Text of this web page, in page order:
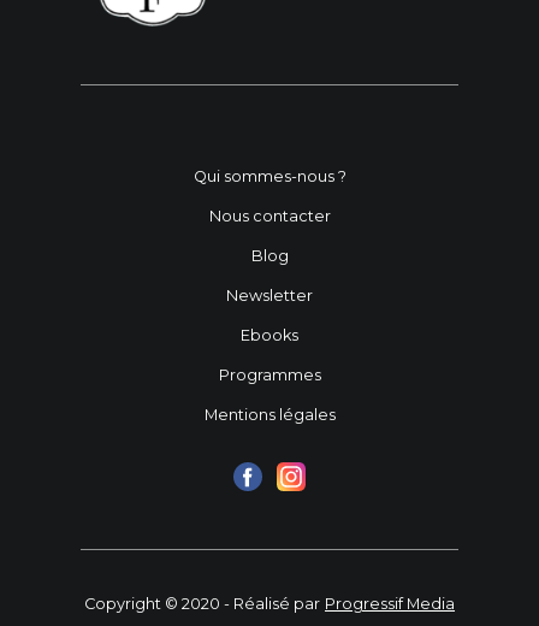
Qui sommes-nous ?
Nous contacter
Blog
Newsletter
Ebooks
Programmes
Mentions légales
Copyright © 2020 - Réalisé par Progressif Media